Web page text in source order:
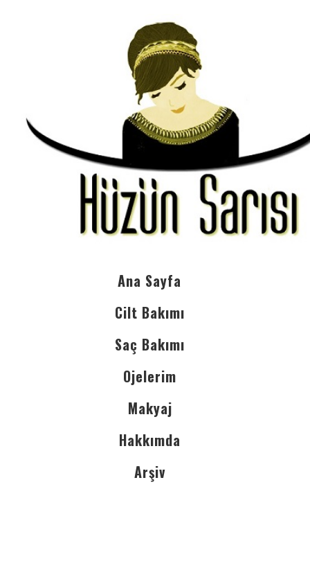
Ana Sayfa
Cilt Bakımı
Saç Bakımı
Ojelerim
Makyaj
Hakkımda
Arşiv